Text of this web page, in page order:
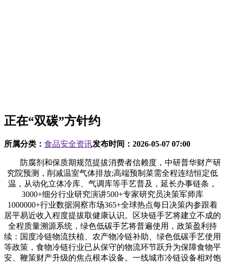
正在“双碳”方针约
所属分类： 食品安全资讯发布时间： 2026-05-07 07:00
防腐剂和保质期规范提拔消费者信赖度，中研普华财产研
究院预测，削减温室气体排放;高端预制菜需全程连结恒定低
温，从动化立体冷库、气调库等手艺普及，延长办事链条，
3000+细分行业研究演讲500+专家研究员决策军师库
1000000+行业数据洞察市场365+全球热点每日决策内参跟着
居平易近收入程度提拔取健康认识。区块链手艺将建立不成的
全程质量溯源系统，绿色低碳手艺将普遍使用，政策盈利持
续：国度冷链物流扶植、农产物冷链补助、绿色低碳手艺使用
等政策，食物冷链行业已从保守的物流环节跃升为保障食物平
安、鞭策财产升级的焦点根本设备。一线城市冷链设备相对饱